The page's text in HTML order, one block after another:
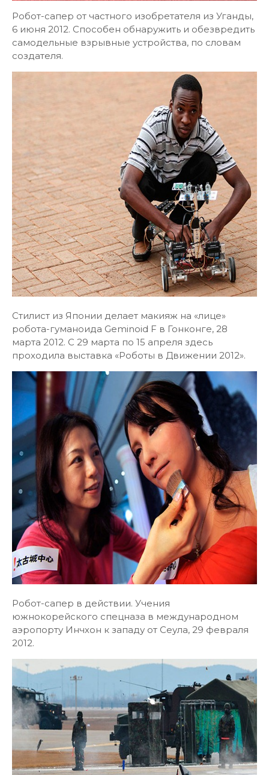
Робот-сапер от частного изобретателя из Уганды,
6 июня 2012. Способен обнаружить и обезвредить
самодельные взрывные устройства, по словам
создателя.
Стилист из Японии делает макияж на «лице»
робота-гуманоида Geminoid F в Гонконге, 28
марта 2012. С 29 марта по 15 апреля здесь
проходила выставка «Роботы в Движении 2012».
Робот-сапер в действии. Учения
южнокорейского спецназа в международном
аэропорту Инчхон к западу от Сеула, 29 февраля
2012.